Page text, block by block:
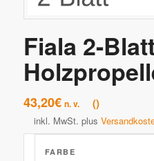
Fiala 2-
43,20€ n. v.
inkl. MwSt. plus
FARBE